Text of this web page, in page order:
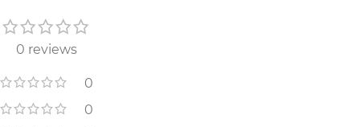
0 reviews
0
0